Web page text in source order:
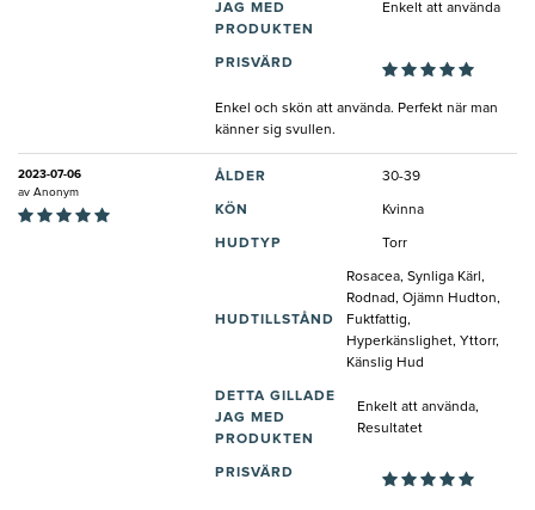
JAG MED
PRODUKTEN
Enkelt att använda
PRISVÄRD
Enkel och skön att använda. Perfekt när man
känner sig svullen.
2023-07-06
av Anonym
ÅLDER 30-39
KÖN Kvinna
HUDTYP Torr
HUDTILLSTÅND
Rosacea, Synliga Kärl,
Rodnad, Ojämn Hudton,
Fuktfattig,
Hyperkänslighet, Yttorr,
Känslig Hud
DETTA GILLADE
JAG MED
PRODUKTEN
Enkelt att använda,
Resultatet
PRISVÄRD